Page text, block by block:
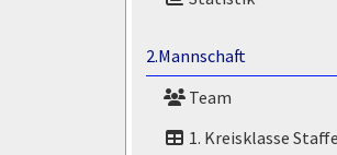
2.Mannschaft
Team
1. Kreisklasse